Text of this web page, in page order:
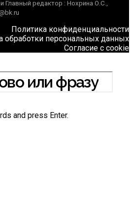
Главный редактор : Нохрина О.С.,
Политика конфиденциальности
обработки персональных данных
Согласие с cookie
and press Enter.